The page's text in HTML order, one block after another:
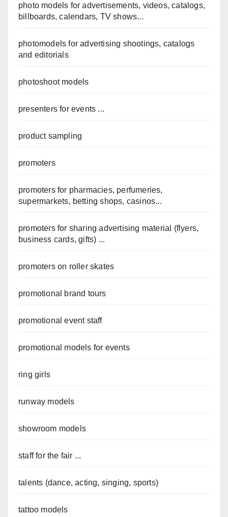
photo models for advertisements, videos, catalogs,
billboards, calendars, TV shows...
photomodels for advertising shootings, catalogs
and editorials
photoshoot models
presenters for events ...
product sampling
promoters
promoters for pharmacies, perfumeries,
supermarkets, betting shops, casinos...
promoters for sharing advertising material (flyers,
business cards, gifts) ...
promoters on roller skates
promotional brand tours
promotional event staff
promotional models for events
ring girls
runway models
showroom models
staff for the fair ...
talents (dance, acting, singing, sports)
tattoo models